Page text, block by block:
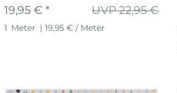
UVP 22,95 €
19,95 € *
1 Meter | 19,95 € / Meter